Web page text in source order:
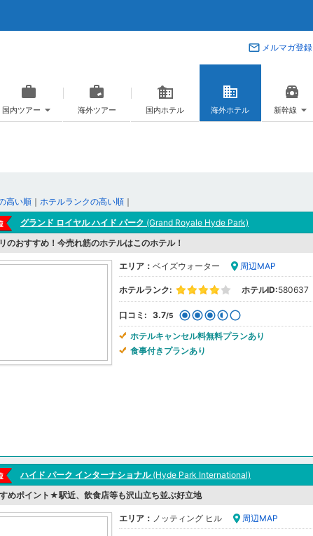
メルマガ登録
国内ツアー 海外ツアー 国内ホテル 海外ホテル 新幹線
高い順 ｜ ホテルランクの高い順 ｜
グランド ロイヤル ハイド パーク (Grand Royale Hyde Park)
のおすすめ！今売れ筋のホテルはこのホテル！
エリア： ベイズウォーター 周辺MAP
ホテルランク: ホテルID:580637
口コミ: 3.7/5
ホテルキャンセル料無料プランあり
食事付きプランあり
ハイド パーク インターナショナル(Hyde Park International)
めポイント★駅近、飲食店等も沢山立ち並ぶ好立地
エリア： ノッティング ヒル 周辺MAP